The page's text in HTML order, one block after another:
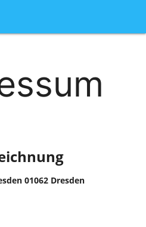
01062 Dresden